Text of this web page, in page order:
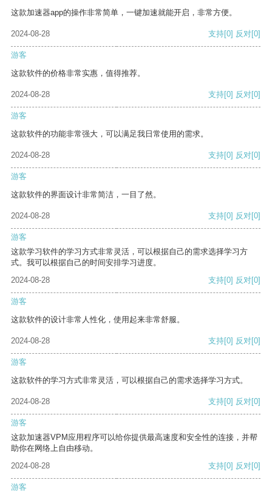
这款加速器app的操作非常简单，一键加速就能开启，非常方便。
2024-08-28 支持[0] 反对[0]
游客
这款软件的价格非常实惠，值得推荐。
2024-08-28 支持[0] 反对[0]
游客
这款软件的功能非常强大，可以满足我日常使用的需求。
2024-08-28 支持[0] 反对[0]
游客
这款软件的界面设计非常简洁，一目了然。
2024-08-28 支持[0] 反对[0]
游客
这款学习软件的学习方式非常灵活，可以根据自己的需求选择学习方
式。我可以根据自己的时间安排学习进度。
2024-08-28
支持[0] 反对[0]
游客
这款软件的设计非常人性化，使用起来非常舒服。
2024-08-28 支持[0] 反对[0]
游客
这款软件的学习方式非常灵活，可以根据自己的需求选择学习方式。
2024-08-28 支持[0] 反对[0]
游客
这款加速器VPM应用程序可以给你提供最高速度和安全性的连接，并帮
助你在网络上自由移动。
2024-08-28
支持[0] 反对[0]
游客